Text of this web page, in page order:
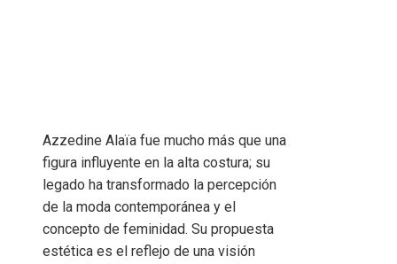
Azzedine Alaïa fue mucho más que una
figura influyente en la alta costura; su
legado ha transformado la percepción
de la moda contemporánea y el
concepto de feminidad. Su propuesta
estética es el reflejo de una visión